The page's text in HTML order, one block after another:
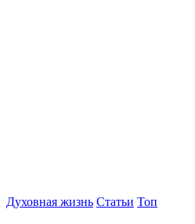
Духовная жизнь Статьи Топ